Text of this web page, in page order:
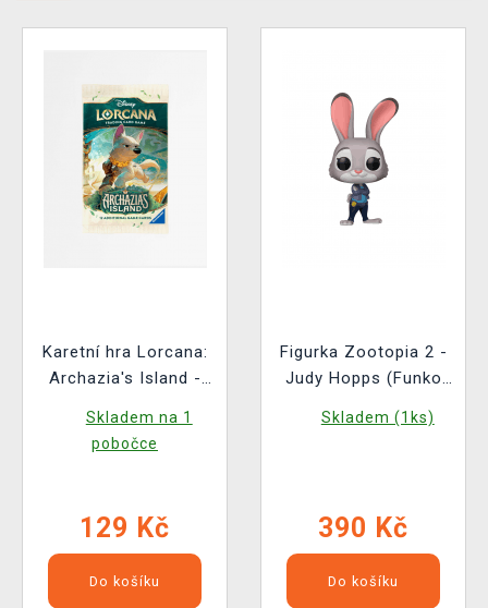
Karetní hra Lorcana:
Archazia's Island -
Skladem na 1
pobočce
129 Kč
Do košíku
Figurka Zootopia 2 -
Judy Hopps (Funko
Skladem (1ks)
390 Kč
Do košíku